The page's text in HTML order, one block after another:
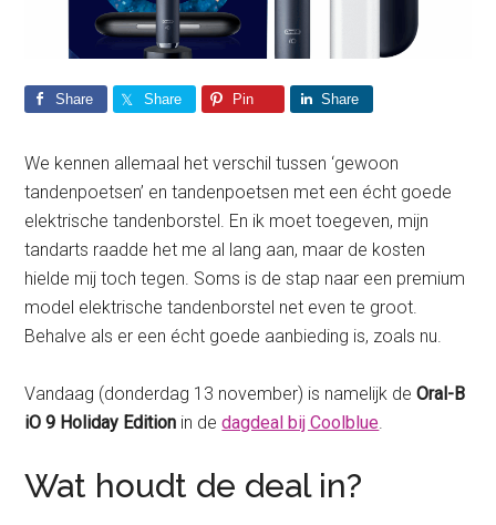
Share Share Pin Share
We kennen allemaal het verschil tussen ‘gewoon
tandenpoetsen’ en tandenpoetsen met een écht goede
elektrische tandenborstel. En ik moet toegeven, mijn
tandarts raadde het me al lang aan, maar de kosten
hielde mij toch tegen. Soms is de stap naar een premium
model elektrische tandenborstel net even te groot.
Behalve als er een écht goede aanbieding is, zoals nu.
Vandaag (donderdag 13 november) is namelijk deOral-B
iO 9 Holiday Edition in dedagdeal bij Coolblue.
Wat houdt de deal in?